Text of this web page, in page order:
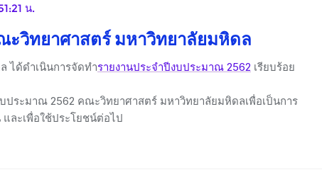
น.
ะวิทยาศาสตร์ มหาวิทยาลัยมหิดล
ได้ดำเนินการจัดทำรายงานประจำปีงบประมาณ 2562 เรียบร้อย
ประมาณ 2562 คณะวิทยาศาสตร์ มหาวิทยาลัยมหิดลเพื่อเป็นการ
ละเพื่อใช้ประโยชน์ต่อไป